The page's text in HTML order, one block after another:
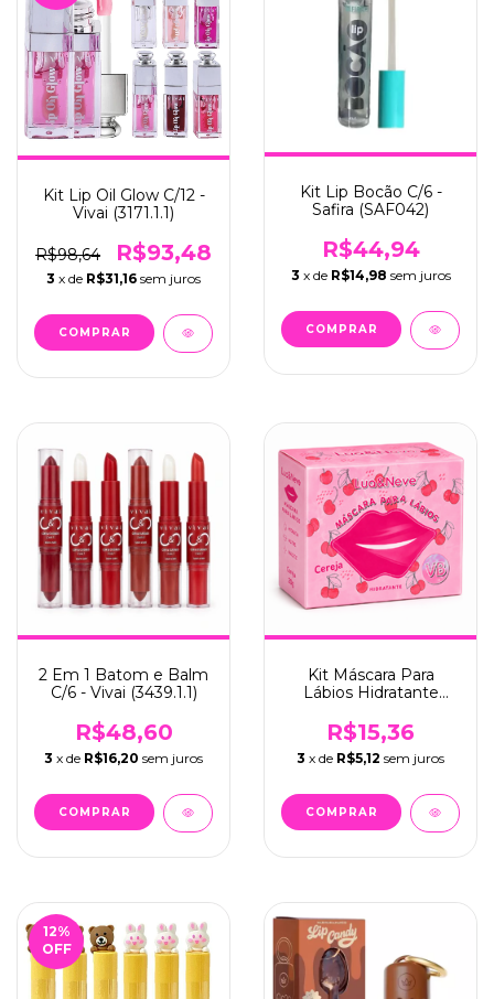
Kit Lip Oil Glow C/12 -
Vivai (3171.1.1)
R$98,64 R$93,48
3 x de R$31,16 sem juros
Kit Lip Bocão C/6 -
Safira (SAF042)
R$44,94
3 x de R$14,98 sem juros
2 Em 1 Batom e Balm
C/6 - Vivai (3439.1.1)
R$48,60
3 x de R$16,20 sem juros
Kit Máscara Para
Lábios Hidratante
Neve (LN02604)
R$15,36
3 x de R$5,12 sem juros
12%
OFF